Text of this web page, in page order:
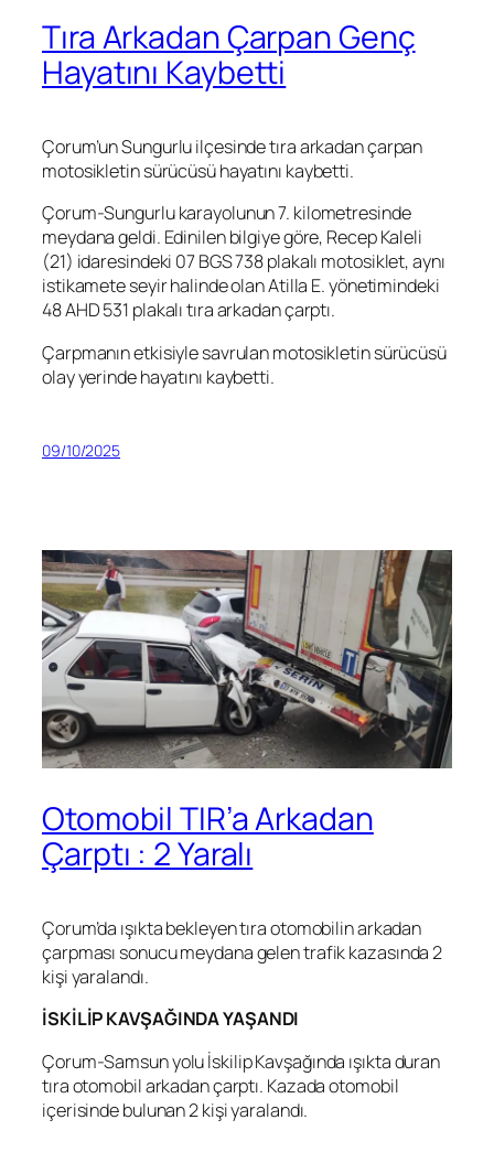
Tıra Arkadan Çarpan Genç
Hayatını Kaybetti
Çorum’un Sungurlu ilçesinde tıra arkadan çarpan
motosikletin sürücüsü hayatını kaybetti.
Çorum-Sungurlu karayolunun 7. kilometresinde
meydana geldi. Edinilen bilgiye göre, Recep Kaleli
(21) idaresindeki 07 BGS 738 plakalı motosiklet, aynı
istikamete seyir halinde olan Atilla E. yönetimindeki
48 AHD 531 plakalı tıra arkadan çarptı.
Çarpmanın etkisiyle savrulan motosikletin sürücüsü
olay yerinde hayatını kaybetti.
09/10/2025
Otomobil TIR’a Arkadan
Çarptı : 2 Yaralı
Çorum’da ışıkta bekleyen tıra otomobilin arkadan
çarpması sonucu meydana gelen trafik kazasında 2
kişi yaralandı.
İSKİLİP KAVŞAĞINDA YAŞANDI
Çorum-Samsun yolu İskilip Kavşağında ışıkta duran
tıra otomobil arkadan çarptı. Kazada otomobil
içerisinde bulunan 2 kişi yaralandı.